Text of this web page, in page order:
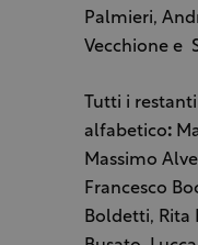
Palmieri,
Vecchione e
Tutti i
alfabetico:
Massimo
Francesco
Boldetti, Rita